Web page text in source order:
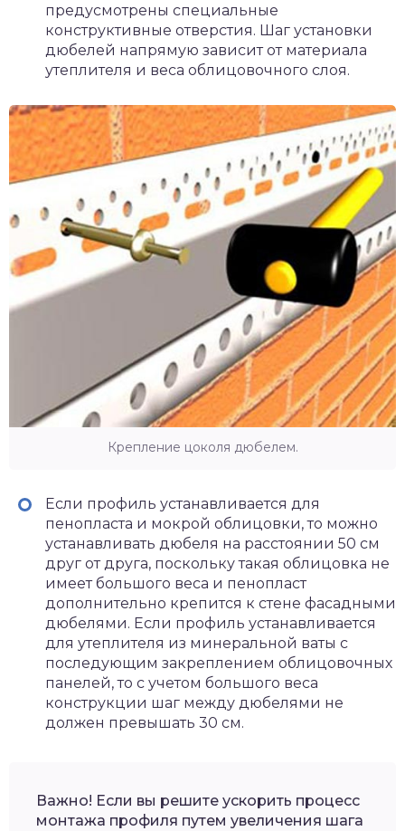
предусмотрены специальные
конструктивные отверстия. Шаг установки
дюбелей напрямую зависит от материала
утеплителя и веса облицовочного слоя.
Крепление цоколя дюбелем.
Если профиль устанавливается для
пенопласта и мокрой облицовки, то можно
устанавливать дюбеля на расстоянии 50 см
друг от друга, поскольку такая облицовка не
имеет большого веса и пенопласт
дополнительно крепится к стене фасадными
дюбелями. Если профиль устанавливается
для утеплителя из минеральной ваты с
последующим закреплением облицовочных
панелей, то с учетом большого веса
конструкции шаг между дюбелями не
должен превышать 30 см.
Важно! Если вы решите ускорить процесс
монтажа профиля путем увеличения шага